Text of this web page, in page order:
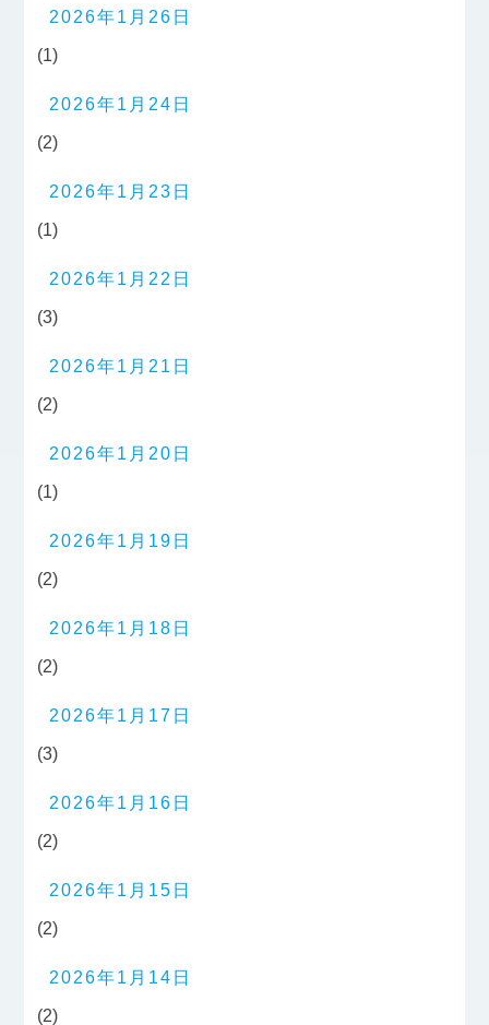
2026年1月26日
(1)
2026年1月24日
(2)
2026年1月23日
(1)
2026年1月22日
(3)
2026年1月21日
(2)
2026年1月20日
(1)
2026年1月19日
(2)
2026年1月18日
(2)
2026年1月17日
(3)
2026年1月16日
(2)
2026年1月15日
(2)
2026年1月14日
(2)